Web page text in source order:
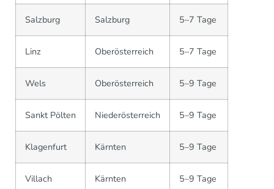
Salzburg Salzburg 5–7 Tage
Linz Oberösterreich 5–7 Tage
Wels Oberösterreich 5–9 Tage
Sankt Pölten Niederösterreich 5–9 Tage
Klagenfurt Kärnten 5–9 Tage
Villach Kärnten 5–9 Tage